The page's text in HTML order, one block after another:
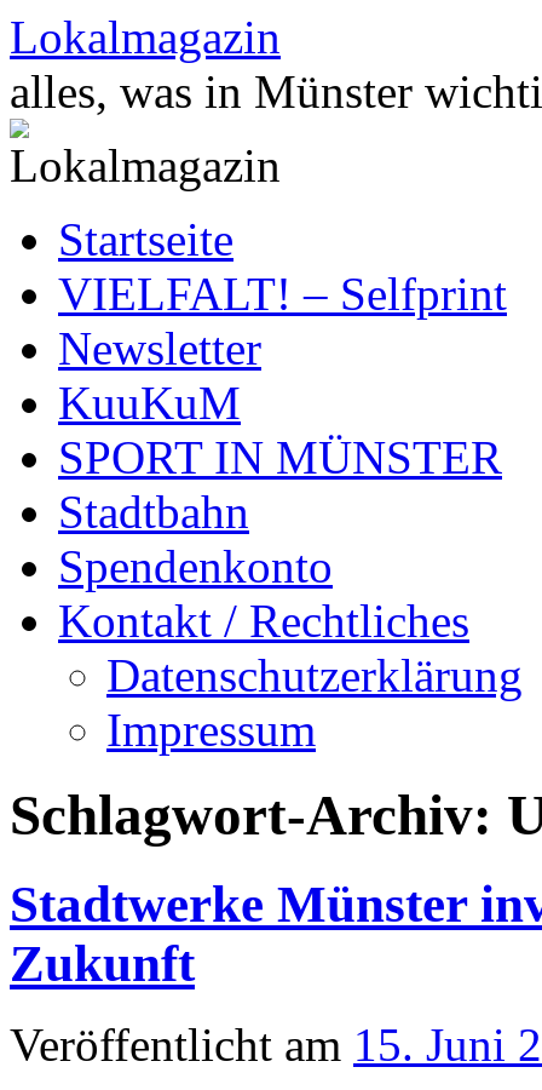
Zum
Inhalt
springen
Lokalmagazin
alles, was in Münster
Startseite
VIELFALT! – Selfprint
Newsletter
KuuKuM
SPORT IN MÜNSTER
Stadtbahn
Spendenkonto
Kontakt / Rechtliches
Datenschutzerklärung
Impressum
Schlagwort-Archiv:
Stadtwerke Münster
Zukunft
Veröffentlicht am 15. Juni